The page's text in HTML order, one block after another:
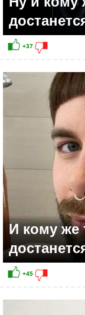
И кому же